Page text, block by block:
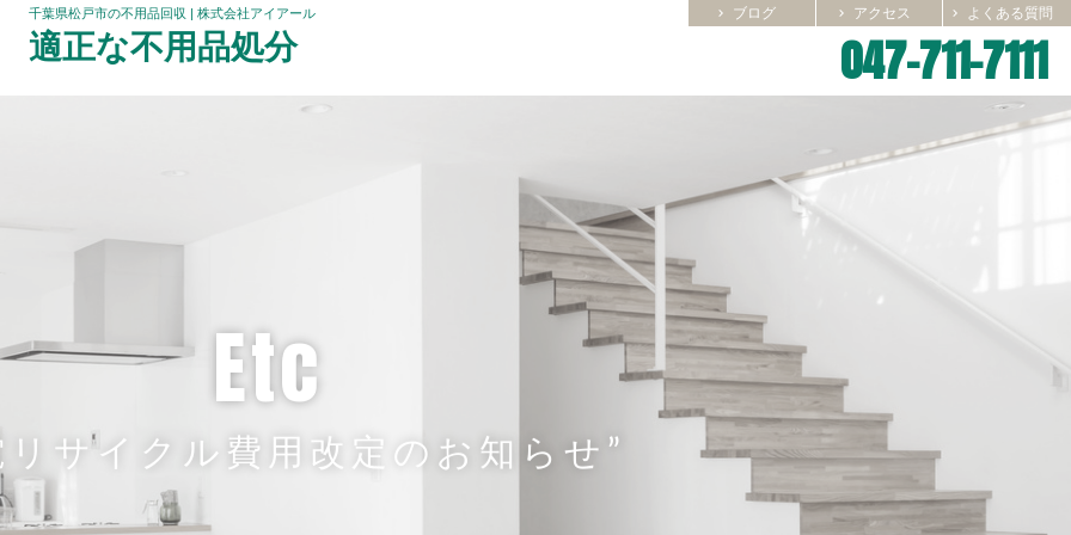
047-711-7111
千葉県松戸市の不用品回収 | 株式会社アイアール
適正な不用品処分
chevron_right ブログ chevron_right アクセス chevron_right よくある質問
etc
リサイクル費用改定のお知らせ”